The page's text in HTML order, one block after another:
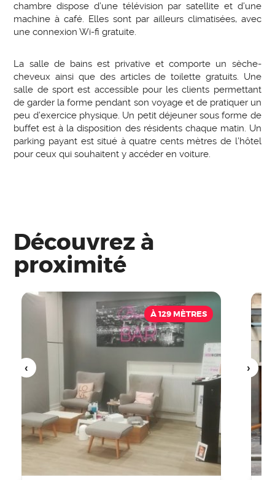
chambre dispose d’une télévision par satellite et d’une
machine à café. Elles sont par ailleurs climatisées, avec
une connexion Wi-fi gratuite.
La salle de bains est privative et comporte un sèche-
cheveux ainsi que des articles de toilette gratuits. Une
salle de sport est accessible pour les clients permettant
de garder la forme pendant son voyage et de pratiquer un
peu d’exercice physique. Un petit déjeuner sous forme de
buffet est à la disposition des résidents chaque matin. Un
parking payant est situé à quatre cents mètres de l’hôtel
pour ceux qui souhaitent y accéder en voiture.
Découvrez à
proximité
À 129 MÈTRES